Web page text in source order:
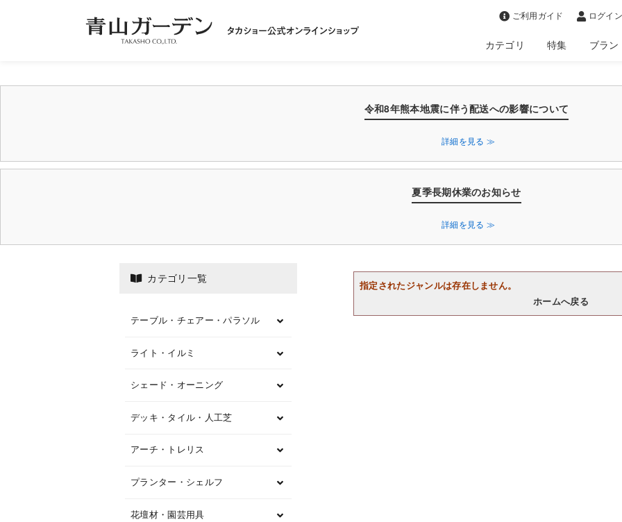
ご利用ガイド ログイ
カテゴリ 特集 ブラン
令和8年熊本地震に伴う配送への影響について
詳細を見る ≫
夏季長期休業のお知らせ
詳細を見る ≫
指定されたジャンルは存在しません。
ホームへ戻る
カテゴリ一覧
テーブル・チェアー・パラソル
ライト・イルミ
シェード・オーニング
デッキ・タイル・人工芝
アーチ・トレリス
プランター・シェルフ
花壇材・園芸用具